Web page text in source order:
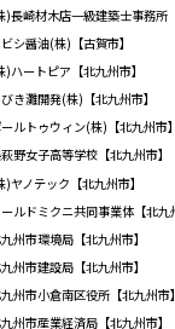
)長崎材木店一級建築士事務所
シ醤油(株)【古賀市】
)ハートピア【北九州市】
き灘開発(株)【北九州市】
ルトゥウィン(株)【北九州市】
野女子高等学校【北九州市】
)ヤノテック【北九州市】
ルドミクニ共同事業体【北九
州市環境局【北九州市】
州市建設局【北九州市】
州市小倉南区役所【北九州市】
州市産業経済局【北九州市】